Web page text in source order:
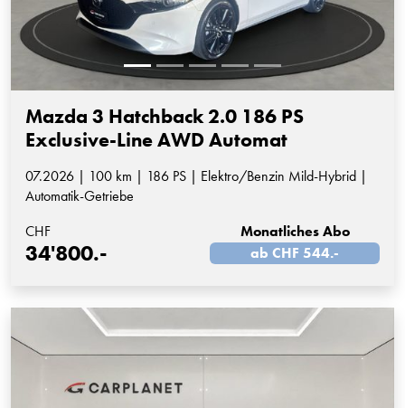
Mazda 3 Hatchback 2.0 186 PS
Exclusive-Line AWD Automat
07.2026 | 100 km | 186 PS | Elektro/Benzin Mild-Hybrid |
Automatik-Getriebe
CHF
34'800.-
Monatliches Abo
ab CHF 544.-